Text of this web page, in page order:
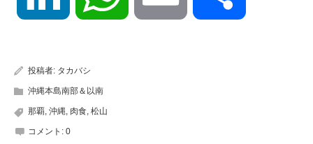
投稿者: タカバシ
沖縄本島南部＆以南
那覇, 沖縄, 肉食, 松山
コメント: 0